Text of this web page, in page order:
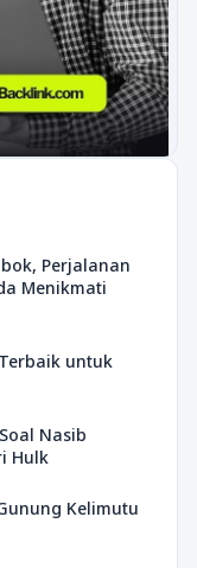
Perjalanan
Menikmati
untuk
Nasib
Hulk
Kelimutu